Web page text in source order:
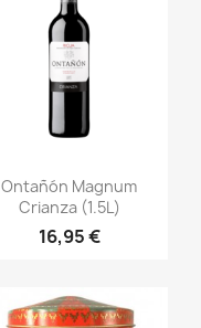
Vista rápida
Ontañón Magnum
Crianza (1.5L)
16,95 €